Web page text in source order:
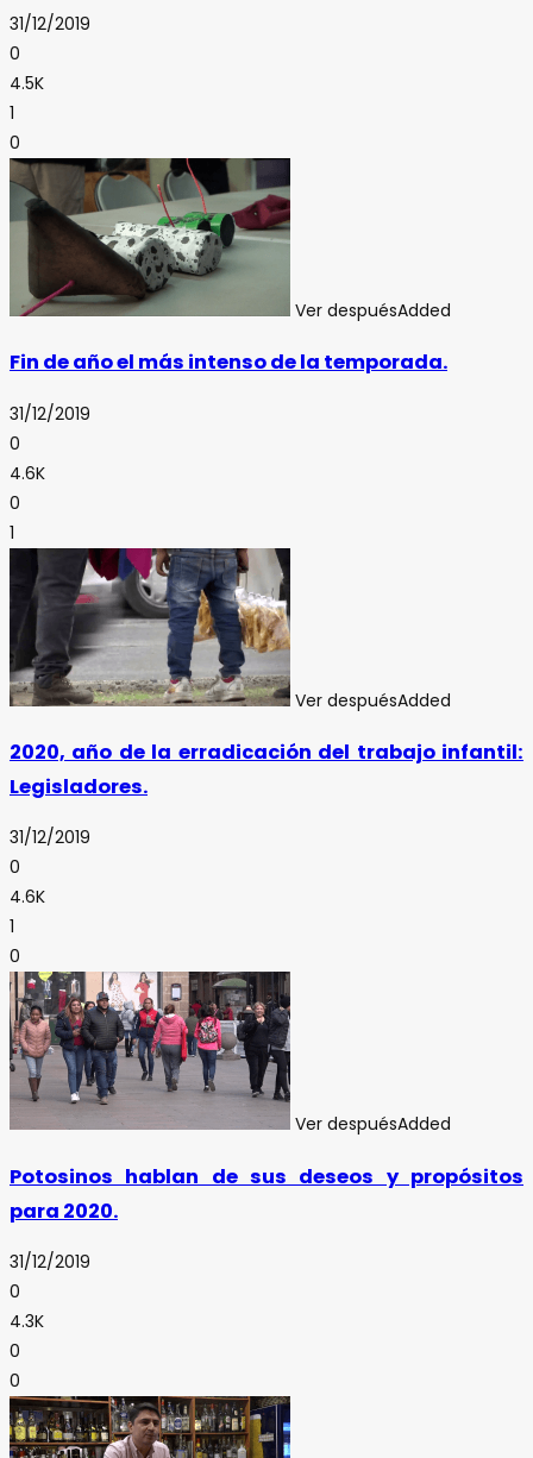
31/12/2019
0
4.5K
1
0
Ver despuésAdded
Fin de año el más intenso de la temporada.
31/12/2019
0
4.6K
0
1
Ver despuésAdded
2020, año de la erradicación del trabajo infantil:
Legisladores.
31/12/2019
0
4.6K
1
0
Ver despuésAdded
Potosinos hablan de sus deseos y propósitos
para 2020.
31/12/2019
0
4.3K
0
0